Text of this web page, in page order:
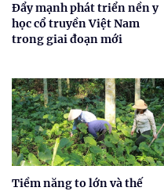
Đẩy mạnh phát triển nền y
học cổ truyền Việt Nam
trong giai đoạn mới
Tiềm năng to lớn và thế